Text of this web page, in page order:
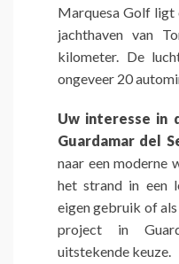
Marquesa Golf ligt
jachthaven van
kilometer. De
ongeveer 20
Uw interesse in
Guardamar del
naar een moderne
het strand in een
eigen gebruik of
project in
uitstekende keuze.